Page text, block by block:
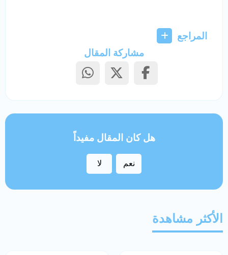
المراجع
مشاركة المقال
هل كان المقال مفيداً
نعم لا
الأكثر مشاهدة